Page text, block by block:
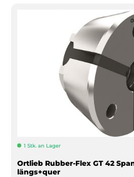
1 Stk. an Lager
Ortlieb Rubber-Flex GT 42
längs+quer